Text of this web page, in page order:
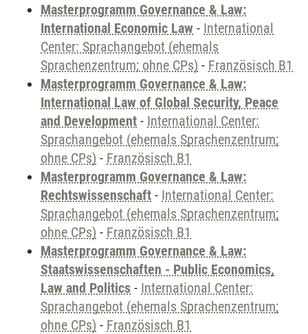
Masterprogramm Governance & Law:
International Economic Law - International
Center: Sprachangebot (ehemals
Sprachenzentrum; ohne CPs) - Französisch B1
Masterprogramm Governance & Law:
International Law of Global Security, Peace
and Development - International Center:
Sprachangebot (ehemals Sprachenzentrum;
ohne CPs) - Französisch B1
Masterprogramm Governance & Law:
Rechtswissenschaft - International Center:
Sprachangebot (ehemals Sprachenzentrum;
ohne CPs) - Französisch B1
Masterprogramm Governance & Law:
Staatswissenschaften - Public Economics,
Law and Politics - International Center:
Sprachangebot (ehemals Sprachenzentrum;
ohne CPs) - Französisch B1